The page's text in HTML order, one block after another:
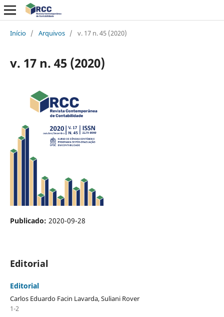
Início / Arquivos / v. 17 n. 45 (2020)
v. 17 n. 45 (2020)
Publicado: 2020-09-28
Editorial
Editorial
Carlos Eduardo Facin Lavarda, Suliani Rover
1-2